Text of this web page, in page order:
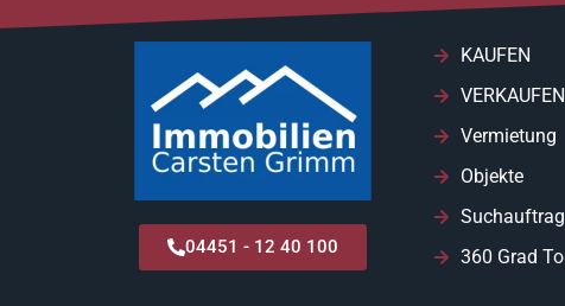
04451 - 12 40 100
KAUFEN
VERKAUFEN
Vermietung
Objekte
Suchauftrag
360 Grad